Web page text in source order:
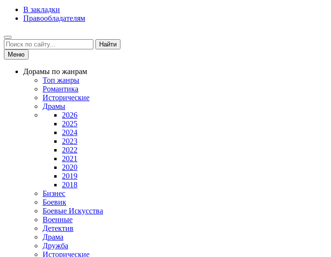
В закладки
Правообладателям
Найти
Меню
Дорамы по жанрам
Топ жанры
Романтика
Исторические
Драмы
2026
2025
2024
2023
2022
2021
2020
2019
2018
Бизнес
Боевик
Боевые Искусства
Военные
Детектив
Драма
Дружба
Исторические